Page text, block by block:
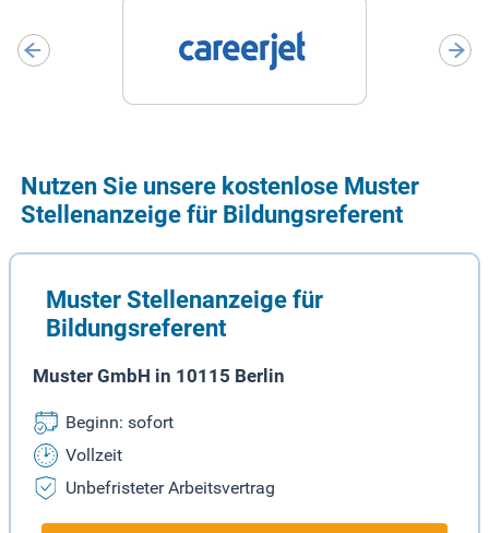
Nutzen Sie unsere kostenlose Muster
Stellenanzeige für Bildungsreferent
Muster Stellenanzeige für
Bildungsreferent
Muster GmbH in 10115 Berlin
Beginn: sofort
Vollzeit
Unbefristeter Arbeitsvertrag